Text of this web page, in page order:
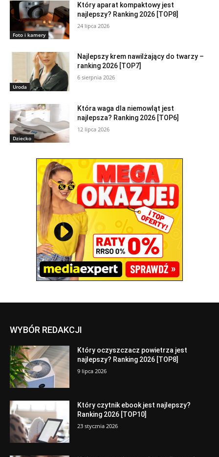
Foto i kamery
Który aparat kompaktowy jest
najlepszy? Ranking 2026 [TOP8]
24 lipca 2026
Uroda
Najlepszy krem nawilżający do twarzy –
ranking 2026 [TOP7]
6 sierpnia 2026
Dziecko
Która waga dla niemowląt jest
najlepsza? Ranking 2026 [TOP6]
12 lipca 2026
WYBÓR REDAKCJI
Który oczyszczacz powietrza jest
najlepszy? Ranking 2026 [TOP8]
9 lipca 2026
Który czytnik ebook jest najlepszy?
Ranking 2026 [TOP10]
23 stycznia 2026